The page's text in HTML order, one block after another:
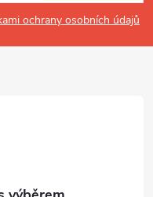
ochrany osobních údajů